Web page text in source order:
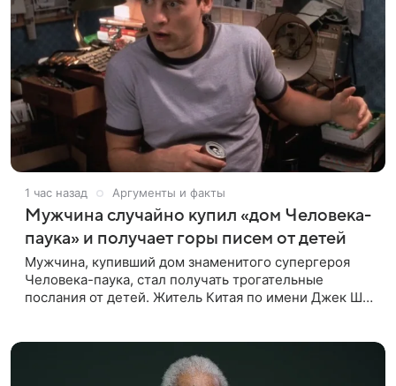
1 час назад Аргументы и факты
Мужчина случайно купил «дом Человека-
паука» и получает горы писем от детей
Мужчина, купивший дом знаменитого супергероя
Человека-паука, стал получать трогательные
послания от детей. Житель Китая по имени Джек Ши